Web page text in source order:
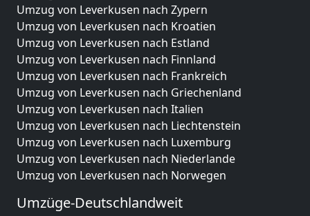
Umzug von Leverkusen nach Zypern
Umzug von Leverkusen nach Kroatien
Umzug von Leverkusen nach Estland
Umzug von Leverkusen nach Finnland
Umzug von Leverkusen nach Frankreich
Umzug von Leverkusen nach Griechenland
Umzug von Leverkusen nach Italien
Umzug von Leverkusen nach Liechtenstein
Umzug von Leverkusen nach Luxemburg
Umzug von Leverkusen nach Niederlande
Umzug von Leverkusen nach Norwegen
Umzüge-Deutschlandweit